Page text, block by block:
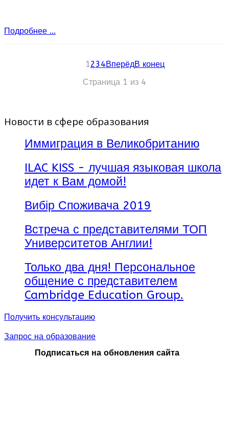
Подробнее ...
1234ВперёдВ конец
Страница 1 из 4
Новости в сфере образования
Иммиграция в Великобританию
ILAC KISS - лучшая языковая школа
идет к Вам домой!
Вибір Споживача 2019
Встреча с представителями ТОП
Университетов Англии!
Только два дня! Персональное
общение с представителем
Cambridge Education Group.
Получить консультацию
Запрос на образование
Подписаться на обновления сайта